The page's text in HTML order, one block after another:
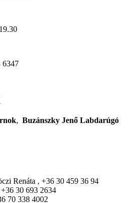
6347
, Buzánszky Jenő Labdarúgó
Renáta , +36 30 459 36 94
30 693 2634
70 338 4002